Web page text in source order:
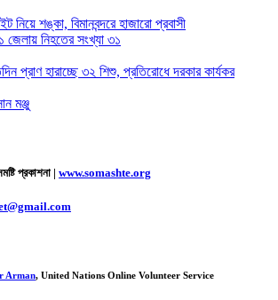
নিয়ে শঙ্কা, বিমানবন্দরে হাজারো প্রবাসী
নিহতের সংখ্যা ৩১
প্রাণ হারাচ্ছে ৩২ শিশু, প্রতিরোধে দরকার কার্যকর
মঞ্জু
প্রকাশনা | www.somashte.org
Arman, United Nations Online Volunteer Service